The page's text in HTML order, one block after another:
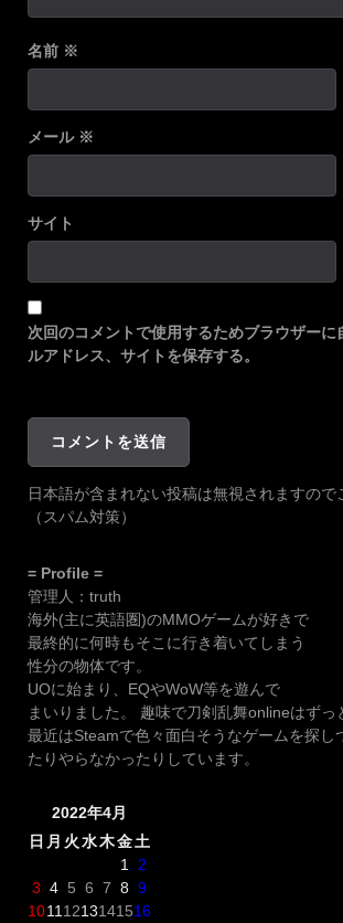
名前 ※
メール ※
サイト
次回のコメントで使用するためブラウザーに
ルアドレス、サイトを保存する。
日本語が含まれない投稿は無視されますので
（スパム対策）
= Profile =
管理人：truth
海外(主に英語圏)のMMOゲームが好きで
最終的に何時もそこに行き着いてしまう
性分の物体です。
UOに始まり、EQやWoW等を遊んで
まいりました。 趣味で刀剣乱舞onlineはずっ
最近はSteamで色々面白そうなゲームを探し
たりやらなかったりしています。
2022年4月
日 月 火水木金土
1
2
3 4 5 6 7 8 9
1011 1213141516